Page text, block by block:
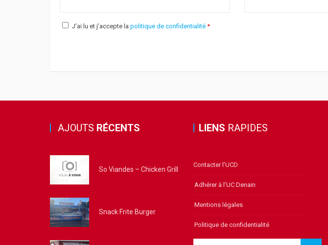
J’ai lu et j’accepte la politique de confidentialité *
AJOUTS RÉCENTS
So Viandes – Chicken Grill
Snack Frite Burger
LIENS RAPIDES
Contacter l’UCD
Adhérer à l’UC Denain
Mentions légales
Politique de confidentialité